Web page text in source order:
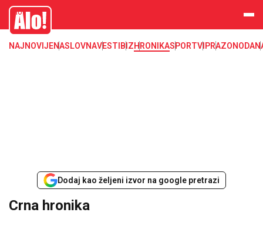
Crna hronika, smrt, ubistvo, likvidacija, krađa, pljačka, hapšenje, policija,
poginuli, zaplena, carina
Alo
NAJNOVIJENASLOVNAVESTI BIZHRONIKASPORTVIPRAZONODA
Dodaj kao željeni izvor na google pretrazi
Crna hronika